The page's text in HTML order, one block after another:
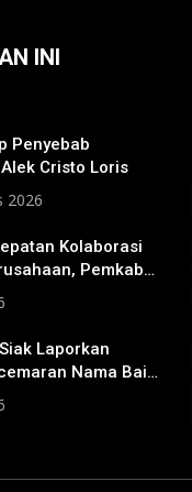
INI
Penyebab
Cristo Loris
2026
Kolaborasi
Pemkab
Jalan KITB -
Rusak
Laporkan
Nama Baik